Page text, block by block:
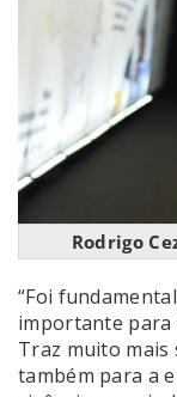
Rodrigo
“Foi
importante para
Traz muito mais
também para a